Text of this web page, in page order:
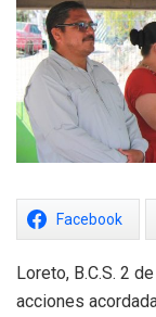
Facebook
Loreto, B.C.S. 2
acciones